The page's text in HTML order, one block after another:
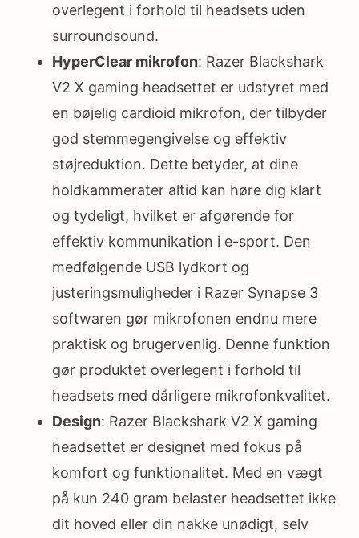
overlegent i forhold til headsets uden
surroundsound.
HyperClear mikrofon: Razer Blackshark
V2 X gaming headsettet er udstyret med
en bøjelig cardioid mikrofon, der tilbyder
god stemmegengivelse og effektiv
støjreduktion. Dette betyder, at dine
holdkammerater altid kan høre dig klart
og tydeligt, hvilket er afgørende for
effektiv kommunikation i e-sport. Den
medfølgende USB lydkort og
justeringsmuligheder i Razer Synapse 3
softwaren gør mikrofonen endnu mere
praktisk og brugervenlig. Denne funktion
gør produktet overlegent i forhold til
headsets med dårligere mikrofonkvalitet.
Design: Razer Blackshark V2 X gaming
headsettet er designet med fokus på
komfort og funktionalitet. Med en vægt
på kun 240 gram belaster headsettet ikke
dit hoved eller din nakke unødigt, selv